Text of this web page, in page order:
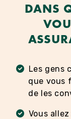
DANS
Les gens
que vous
de les
Vous